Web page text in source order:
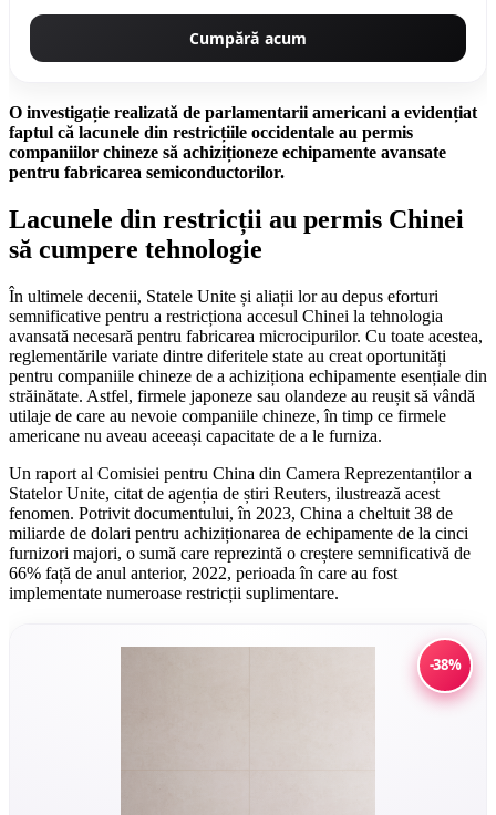
Cumpără acum
O investigație realizată de parlamentarii americani a evidențiat
faptul că lacunele din restricțiile occidentale au permis
companiilor chineze să achiziționeze echipamente avansate
pentru fabricarea semiconductorilor.
Lacunele din restricții au permis Chinei
să cumpere tehnologie
În ultimele decenii, Statele Unite și aliații lor au depus eforturi
semnificative pentru a restricționa accesul Chinei la tehnologia
avansată necesară pentru fabricarea microcipurilor. Cu toate acestea,
reglementările variate dintre diferitele state au creat oportunități
pentru companiile chineze de a achiziționa echipamente esențiale din
străinătate. Astfel, firmele japoneze sau olandeze au reușit să vândă
utilaje de care au nevoie companiile chineze, în timp ce firmele
americane nu aveau aceeași capacitate de a le furniza.
Un raport al Comisiei pentru China din Camera Reprezentanților a
Statelor Unite, citat de agenția de știri Reuters, ilustrează acest
fenomen. Potrivit documentului, în 2023, China a cheltuit 38 de
miliarde de dolari pentru achiziționarea de echipamente de la cinci
furnizori majori, o sumă care reprezintă o creștere semnificativă de
66% față de anul anterior, 2022, perioada în care au fost
implementate numeroase restricții suplimentare.
-38%